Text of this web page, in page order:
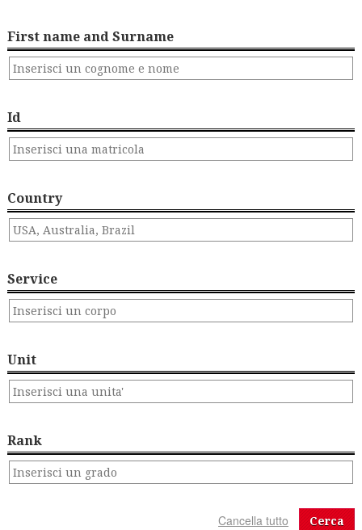
First name and Surname
Id
Country
Service
Unit
Rank
Cerca